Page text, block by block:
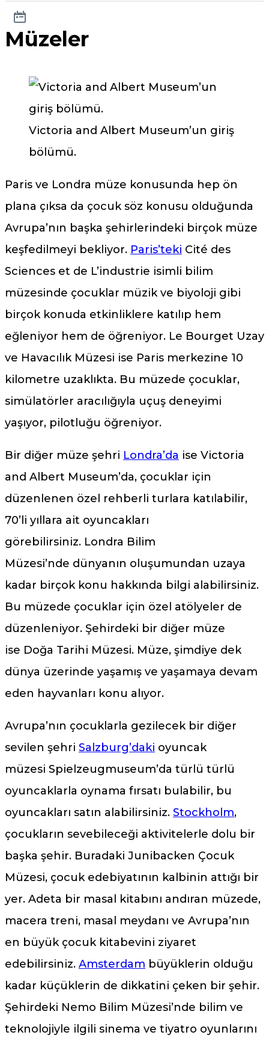
Müzeler
Victoria and Albert Museum’un giriş
bölümü.
Paris ve Londra müze konusunda hep ön
plana çıksa da çocuk söz konusu olduğunda
Avrupa’nın başka şehirlerindeki birçok müze
keşfedilmeyi bekliyor. Paris’teki Cité des
Sciences et de L’industrie isimli bilim
müzesinde çocuklar müzik ve biyoloji gibi
birçok konuda etkinliklere katılıp hem
eğleniyor hem de öğreniyor. Le Bourget Uzay
ve Havacılık Müzesi ise Paris merkezine 10
kilometre uzaklıkta. Bu müzede çocuklar,
simülatörler aracılığıyla uçuş deneyimi
yaşıyor, pilotluğu öğreniyor.
Bir diğer müze şehri Londra’da ise Victoria
and Albert Museum’da, çocuklar için
düzenlenen özel rehberli turlara katılabilir,
70’li yıllara ait oyuncakları
görebilirsiniz. Londra Bilim
Müzesi’nde dünyanın oluşumundan uzaya
kadar birçok konu hakkında bilgi alabilirsiniz.
Bu müzede çocuklar için özel atölyeler de
düzenleniyor. Şehirdeki bir diğer müze
ise Doğa Tarihi Müzesi. Müze, şimdiye dek
dünya üzerinde yaşamış ve yaşamaya devam
eden hayvanları konu alıyor.
Avrupa’nın çocuklarla gezilecek bir diğer
sevilen şehri Salzburg’daki oyuncak
müzesi Spielzeugmuseum’da türlü türlü
oyuncaklarla oynama fırsatı bulabilir, bu
oyuncakları satın alabilirsiniz. Stockholm,
çocukların sevebileceği aktivitelerle dolu bir
başka şehir. Buradaki Junibacken Çocuk
Müzesi, çocuk edebiyatının kalbinin attığı bir
yer. Adeta bir masal kitabını andıran müzede,
macera treni, masal meydanı ve Avrupa’nın
en büyük çocuk kitabevini ziyaret
edebilirsiniz. Amsterdam büyüklerin olduğu
kadar küçüklerin de dikkatini çeken bir şehir.
Şehirdeki Nemo Bilim Müzesi’nde bilim ve
teknolojiyle ilgili sinema ve tiyatro oyunlarını